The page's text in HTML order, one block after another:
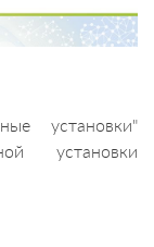
установки"
установки